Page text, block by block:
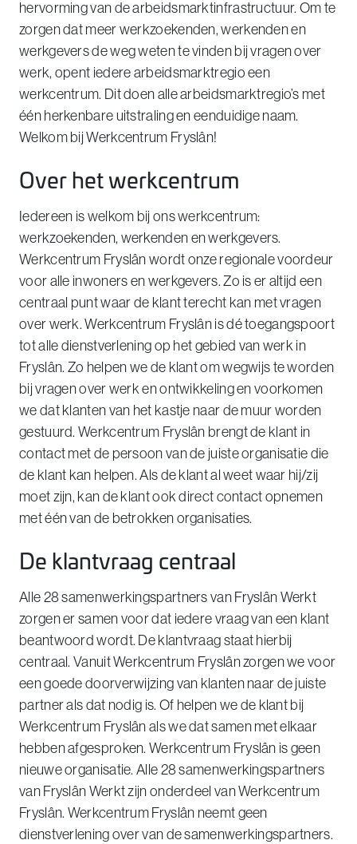
hervorming van de arbeidsmarktinfrastructuur. Om te
zorgen dat meer werkzoekenden, werkenden en
werkgevers de weg weten te vinden bij vragen over
werk, opent iedere arbeidsmarktregio een
werkcentrum. Dit doen alle arbeidsmarktregio’s met
één herkenbare uitstraling en eenduidige naam.
Welkom bij Werkcentrum Fryslân!
Over het werkcentrum
Iedereen is welkom bij ons werkcentrum:
werkzoekenden, werkenden en werkgevers.
Werkcentrum Fryslân wordt onze regionale voordeur
voor alle inwoners en werkgevers. Zo is er altijd een
centraal punt waar de klant terecht kan met vragen
over werk. Werkcentrum Fryslân is dé toegangspoort
tot alle dienstverlening op het gebied van werk in
Fryslân. Zo helpen we de klant om wegwijs te worden
bij vragen over werk en ontwikkeling en voorkomen
we dat klanten van het kastje naar de muur worden
gestuurd. Werkcentrum Fryslân brengt de klant in
contact met de persoon van de juiste organisatie die
de klant kan helpen. Als de klant al weet waar hij/zij
moet zijn, kan de klant ook direct contact opnemen
met één van de betrokken organisaties.
De klantvraag centraal
Alle 28 samenwerkingspartners van Fryslân Werkt
zorgen er samen voor dat iedere vraag van een klant
beantwoord wordt. De klantvraag staat hierbij
centraal. Vanuit Werkcentrum Fryslân zorgen we voor
een goede doorverwijzing van klanten naar de juiste
partner als dat nodig is. Of helpen we de klant bij
Werkcentrum Fryslân als we dat samen met elkaar
hebben afgesproken. Werkcentrum Fryslân is geen
nieuwe organisatie. Alle 28 samenwerkingspartners
van Fryslân Werkt zijn onderdeel van Werkcentrum
Fryslân. Werkcentrum Fryslân neemt geen
dienstverlening over van de samenwerkingspartners.